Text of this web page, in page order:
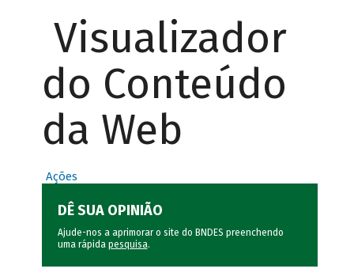
Visualizador
do Conteúdo
da Web
Ações
DÊ SUA OPINIÃO
Ajude-nos a aprimorar o site do BNDES preenchendo
uma rápida pesquisa.